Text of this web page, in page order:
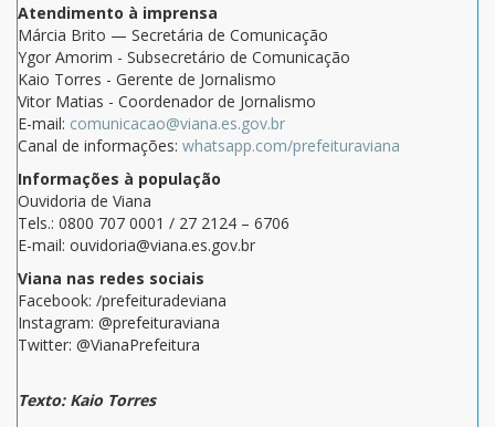
Atendimento à imprensa
Márcia Brito — Secretária de Comunicação
Ygor Amorim - Subsecretário de Comunicação
Kaio Torres - Gerente de Jornalismo
Vitor Matias - Coordenador de Jornalismo
E-mail: comunicacao@viana.es.gov.br
Canal de informações: whatsapp.com/prefeituraviana
Informações à população
Ouvidoria de Viana
Tels.: 0800 707 0001 / 27 2124 – 6706
E-mail: ouvidoria@viana.es.gov.br
Viana nas redes sociais
Facebook: /prefeituradeviana
Instagram: @prefeituraviana
Twitter: @VianaPrefeitura
Texto: Kaio Torres